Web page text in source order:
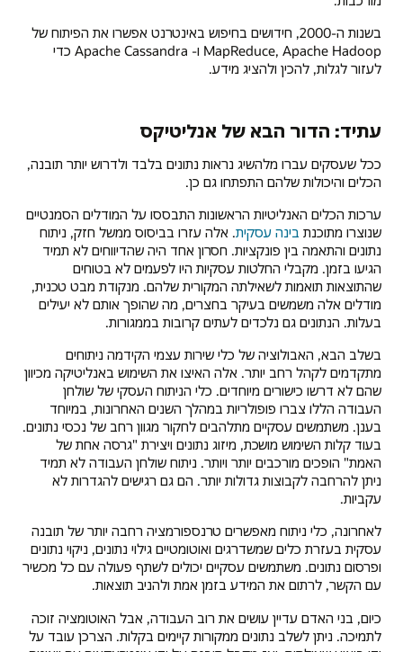
בשנות ה-2000, חידושים בחיפוש באינטרנט אפשרו את הפיתוח של
MapReduce, Apache Hadoop ו- Apache Cassandra כדי
לעזור לגלות, להכין ולהציג מידע.
עתיד: הדור הבא של אנליטיקס
ככל שעסקים עברו מלהשיג נראות נתונים בלבד ולדרוש יותר תובנה,
הכלים והיכולות שלהם התפתחו גם כן.
ערכות הכלים האנליטיות הראשונות התבססו על המודלים הסמנטיים
שנוצרו מתוכנת בינה עסקית. אלה עזרו בביסוס ממשל חזק, ניתוח
נתונים והתאמה בין פונקציות. חסרון אחד היה שהדיווחים לא תמיד
הגיעו בזמן. מקבלי החלטות עסקיות היו לפעמים לא בטוחים
שהתוצאות תואמות לשאילתה המקורית שלהם. מנקודת מבט טכנית,
מודלים אלה משמשים בעיקר בחצרים, מה שהופך אותם לא יעילים
בעלות. הנתונים גם נלכדים לעתים קרובות בממגורות.
בשלב הבא, האבולוציה של כלי שירות עצמי הקידמה ניתוחים
מתקדמים לקהל רחב יותר. אלה האיצו את השימוש באנליטיקה מכיוון
שהם לא דרשו כישורים מיוחדים. כלי הניתוח העסקי של שולחן
העבודה הללו צברו פופולריות במהלך השנים האחרונות, במיוחד
בענן. משתמשים עסקיים מתלהבים לחקור מגוון רחב של נכסי נתונים.
בעוד קלות השימוש מושכת, מיזוג נתונים ויצירת "גרסה אחת של
האמת" הופכים מורכבים יותר ויותר. ניתוח שולחן העבודה לא תמיד
ניתן להרחבה לקבוצות גדולות יותר. הם גם רגישים להגדרות לא
עקביות.
לאחרונה, כלי ניתוח מאפשרים טרנספורמציה רחבה יותר של תובנה
עסקית בעזרת כלים שמשדרגים ואוטומטיים גילוי נתונים, ניקוי נתונים
ופרסום נתונים. משתמשים עסקיים יכולים לשתף פעולה עם כל מכשיר
עם הקשר, לרתום את המידע בזמן אמת ולהניב תוצאות.
כיום, בני האדם עדיין עושים את רוב העבודה, אבל האוטומציה זוכה
לתמיכה. ניתן לשלב נתונים ממקורות קיימים בקלות. הצרכן עובד על